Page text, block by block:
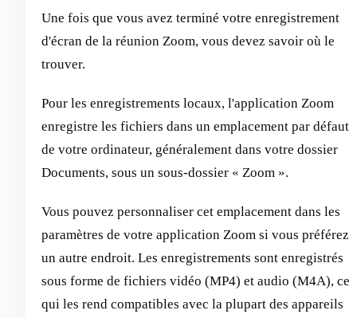
Une fois que vous avez terminé votre enregistrement
d'écran de la réunion Zoom, vous devez savoir où le
trouver.
Pour les enregistrements locaux, l'application Zoom
enregistre les fichiers dans un emplacement par défaut
de votre ordinateur, généralement dans votre dossier
Documents, sous un sous-dossier « Zoom ».
Vous pouvez personnaliser cet emplacement dans les
paramètres de votre application Zoom si vous préférez
un autre endroit. Les enregistrements sont enregistrés
sous forme de fichiers vidéo (MP4) et audio (M4A), ce
qui les rend compatibles avec la plupart des appareils